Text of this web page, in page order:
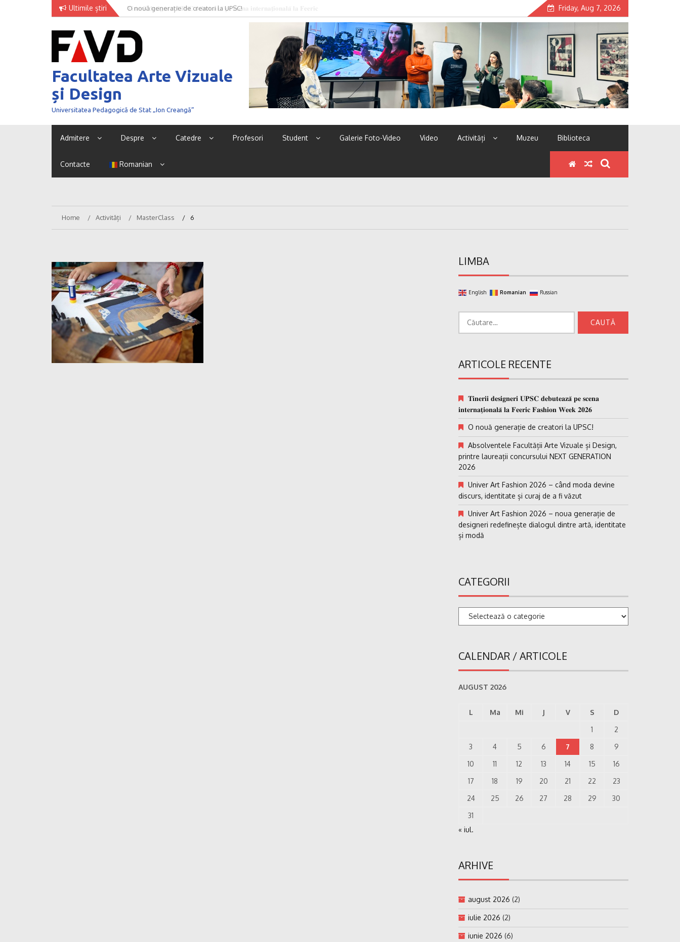
Ultimile știri O nouă generație de creatori la UPSC! Friday, Aug 7, 2026
Facultatea Arte Vizuale
și Design
Universitatea Pedagogică de Stat „Ion Creangă”
Admitere Despre Catedre Profesori Student Galerie Foto-Video Video Activități Muzeu Biblioteca
Contacte Romanian
Home Activități MasterClass 6
LIMBA
English Romanian Russian
după:
ARTICOLE RECENTE
𝐓𝐢𝐧𝐞𝐫𝐢𝐢 𝐝𝐞𝐬𝐢𝐠𝐧𝐞𝐫𝐢 𝐔𝐏𝐒𝐂 𝐝𝐞𝐛𝐮𝐭𝐞𝐚𝐳𝐚̆ 𝐩𝐞 𝐬𝐜𝐞𝐧𝐚
𝐢𝐧𝐭𝐞𝐫𝐧𝐚𝐭̗𝐢𝐨𝐧𝐚𝐥𝐚̆ 𝐥𝐚 𝐅𝐞𝐞𝐫𝐢𝐜 𝐅𝐚𝐬𝐡𝐢𝐨𝐧 𝐖𝐞𝐞𝐤 𝟐𝟎𝟐𝟔
O nouă generație de creatori la UPSC!
Absolventele Facultății Arte Vizuale și Design,
printre laureații concursului NEXT GENERATION
2026
Univer Art Fashion 2026 – când moda devine
discurs, identitate și curaj de a fi văzut
Univer Art Fashion 2026 – noua generație de
designeri redefinește dialogul dintre artă, identitate
și modă
CATEGORII
Categorii
CALENDAR / ARTICOLE
AUGUST 2026
L Ma Mi J V S
D
1
2
3
4 5 6 7 8
9
10
11 12 13 14 15
16
17
18 19 20 21 22
23
24
25 26 27 28 29
30
31
« iul.
ARHIVE
august 2026 (2)
iulie 2026 (2)
iunie 2026 (6)